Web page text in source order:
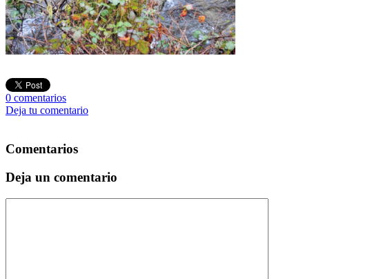
0 comentarios
Deja tu comentario
Comentarios
Deja un comentario